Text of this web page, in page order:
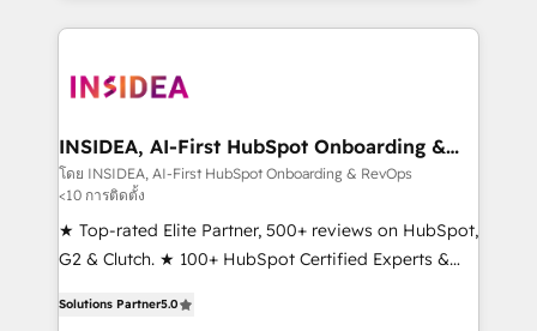
service creative agencies in the HubSpot
winning design to build scalable, globally
marketing campaigns, & RevOps frameworks that
fuel long-term success We connect the entire
customer lifecycle through seamless integrations,
ensure long-term adoption with change-
management programs, and align marketing, sales,
HubSpot accreditations and experience across
INSIDEA, AI-First HubSpot Onboarding &
RevOps
โดย INSIDEA, AI-First HubSpot Onboarding & RevOps
<10 การติดตั้ง
★ Top-rated Elite Partner, 500+ reviews on HubSpot,
G2 & Clutch. ★ 100+ HubSpot Certified Experts &
across five continents ★ AI-First, RevOps-led,
Solutions Partner5.0